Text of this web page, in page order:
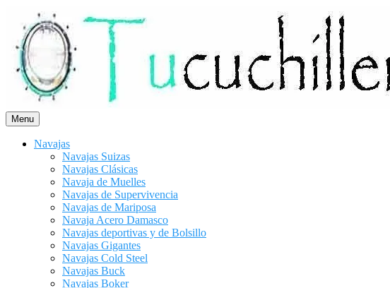
contenido
Menu
Navajas
Navajas Suizas
Navajas Clásicas
Navaja de Muelles
Navajas de Supervivencia
Navajas de Mariposa
Navaja Acero Damasco
Navajas deportivas y de Bolsillo
Navajas Gigantes
Navajas Cold Steel
Navajas Buck
Navajas Boker